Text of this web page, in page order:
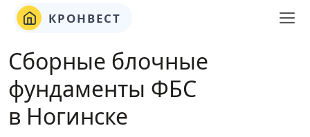
КРОНВЕСТ
Сборные блочные
фундаменты ФБС
в Ногинске